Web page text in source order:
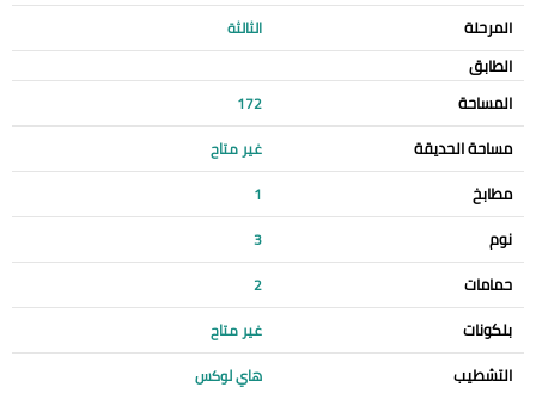
المرحلة الثالثة
الطابق
المساحة
172
مساحة الحديقة غير متاح
مطابخ 1
نوم 3
حمامات 2
بلكونات غير متاح
التشطيب هاي لوكس